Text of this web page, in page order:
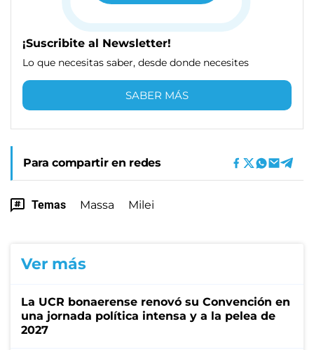
¡Suscribite al Newsletter!
Lo que necesitas saber, desde donde necesites
SABER MÁS
Para compartir en redes
Temas Massa Milei
Ver más
La UCR bonaerense renovó su Convención en
una jornada política intensa y a la pelea de
2027